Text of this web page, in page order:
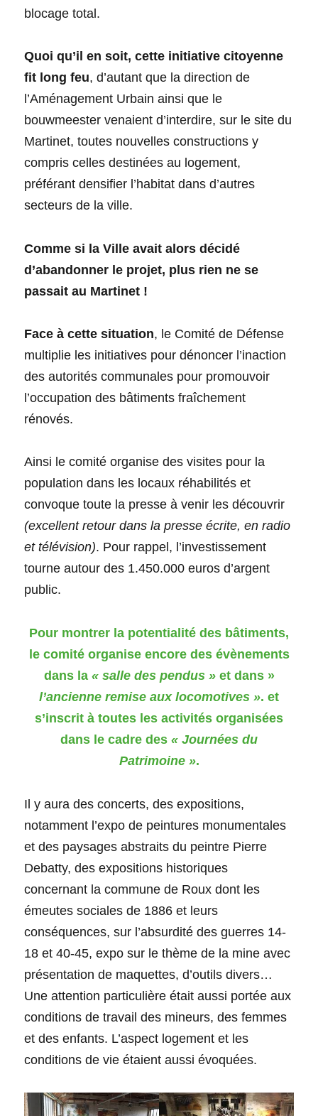
blocage total.
Quoi qu’il en soit, cette initiative citoyenne
fit long feu, d’autant que la direction de
l’Aménagement Urbain ainsi que le
bouwmeester venaient d’interdire, sur le site du
Martinet, toutes nouvelles constructions y
compris celles destinées au logement,
préférant densifier l’habitat dans d’autres
secteurs de la ville.
Comme si la Ville avait alors décidé
d’abandonner le projet, plus rien ne se
passait au Martinet !
Face à cette situation, le Comité de Défense
multiplie les initiatives pour dénoncer l’inaction
des autorités communales pour promouvoir
l’occupation des bâtiments fraîchement
rénovés.
Ainsi le comité organise des visites pour la
population dans les locaux réhabilités et
convoque toute la presse à venir les découvrir
(excellent retour dans la presse écrite, en radio
et télévision). Pour rappel, l’investissement
tourne autour des 1.450.000 euros d’argent
public.
Pour montrer la potentialité des bâtiments,
le comité organise encore des évènements
dans la « salle des pendus »et dans »
l’ancienne remise aux locomotives ». et
s’inscrit à toutes les activités organisées
dans le cadre des « Journées du
Patrimoine ».
Il y aura des concerts, des expositions,
notamment l’expo de peintures monumentales
et des paysages abstraits du peintre Pierre
Debatty, des expositions historiques
concernant la commune de Roux dont les
émeutes sociales de 1886 et leurs
conséquences, sur l’absurdité des guerres 14-
18 et 40-45, expo sur le thème de la mine avec
présentation de maquettes, d’outils divers…
Une attention particulière était aussi portée aux
conditions de travail des mineurs, des femmes
et des enfants. L’aspect logement et les
conditions de vie étaient aussi évoquées.